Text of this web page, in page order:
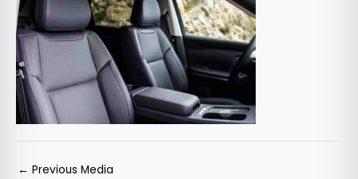
← Previous Media